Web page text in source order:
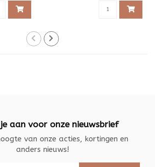
aan voor onze nieuwsbrief
van onze acties, kortingen en
anders nieuws!